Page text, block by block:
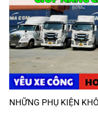
NHỮNG PHỤ KIỆN